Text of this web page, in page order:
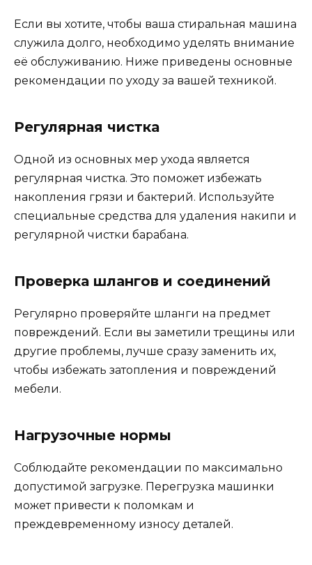
Если вы хотите, чтобы ваша стиральная машина
служила долго, необходимо уделять внимание
её обслуживанию. Ниже приведены основные
рекомендации по уходу за вашей техникой.
Регулярная чистка
Одной из основных мер ухода является
регулярная чистка. Это поможет избежать
накопления грязи и бактерий. Используйте
специальные средства для удаления накипи и
регулярной чистки барабана.
Проверка шлангов и соединений
Регулярно проверяйте шланги на предмет
повреждений. Если вы заметили трещины или
другие проблемы, лучше сразу заменить их,
чтобы избежать затопления и повреждений
мебели.
Нагрузочные нормы
Соблюдайте рекомендации по максимально
допустимой загрузке. Перегрузка машинки
может привести к поломкам и
преждевременному износу деталей.